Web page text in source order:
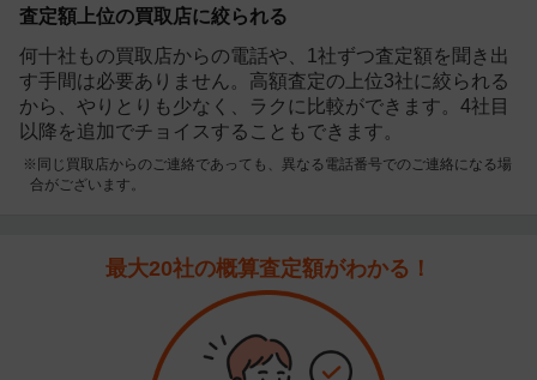
査定額上位の買取店に絞られる
何十社もの買取店からの電話や、1社ずつ査定額を聞き出
す手間は必要ありません。高額査定の上位3社に絞られる
から、やりとりも少なく、ラクに比較ができます。4社目
以降を追加でチョイスすることもできます。
※同じ買取店からのご連絡であっても、異なる電話番号でのご連絡になる場
合がございます。
最大20社の概算査定額がわかる！